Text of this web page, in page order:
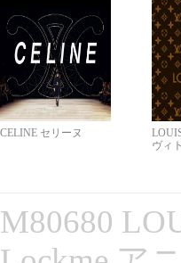
CELINE セリーヌ
ヴィ
M80680